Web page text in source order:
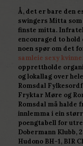
Å, det er bare den
swingers Mitta
finste mitta.
encouraged to
noen spør om det
samleie sexy
opprettholde
og lokallag over
Romsdal
Fryktar Møre og
Romsdal må halde
innlemma i ein
poengtabell for
Dobermann Klubb,
Hudono BH-1, BIR